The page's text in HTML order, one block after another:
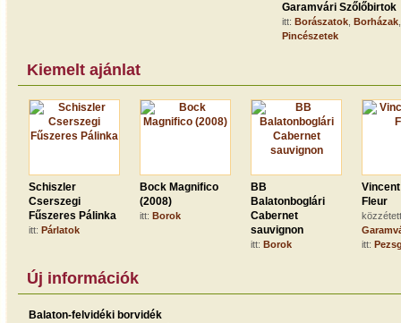
Garamvári Szőlőbirtok
itt: Borászatok Borházak
Pincészetek
Kiemelt ajánlat
Schiszler
Cserszegi
Fűszeres Pálinka
itt: Párlatok
Bock Magnifico
(2008)
itt: Borok
BB
Balatonboglári
Cabernet
sauvignon
itt: Borok
Fleur
itt:
Új információk
Balaton-felvidéki borvidék